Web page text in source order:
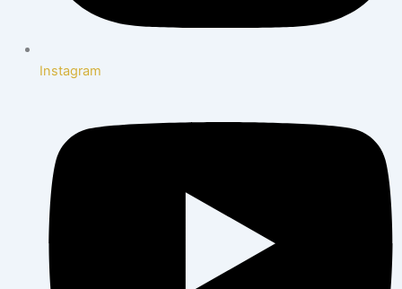
Instagram